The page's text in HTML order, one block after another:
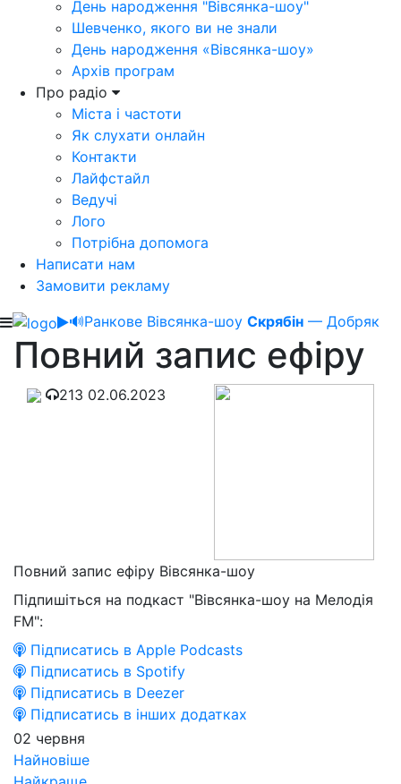
День народження "Вівсянка-шоу"
Шевченко, якого ви не знали
День народження «Вівсянка-шоу»
Архів програм
Про радіо
Міста і частоти
Як слухати онлайн
Контакти
Лайфстайл
Ведучі
Лого
Потрібна допомога
Написати нам
Замовити рекламу
🔊Ранкове Вівсянка-шоу Скрябін — Добряк
Повний запис ефіру
213 02.06.2023
Повний запис ефіру Вівсянка-шоу
Підпишіться на подкаст "Вівсянка-шоу на Мелодія
FM":
Підписатись в Apple Podcasts
Підписатись в Spotify
Підписатись в Deezer
Підписатись в інших додатках
02 червня
Найновіше